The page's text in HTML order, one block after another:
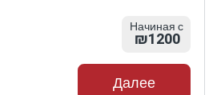
Начиная с
₪1200
Далее